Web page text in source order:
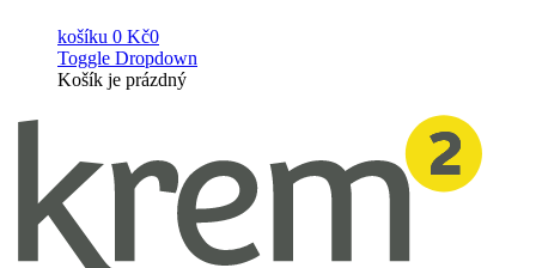
košíku 0 Kč0
Toggle Dropdown
Košík je prázdný